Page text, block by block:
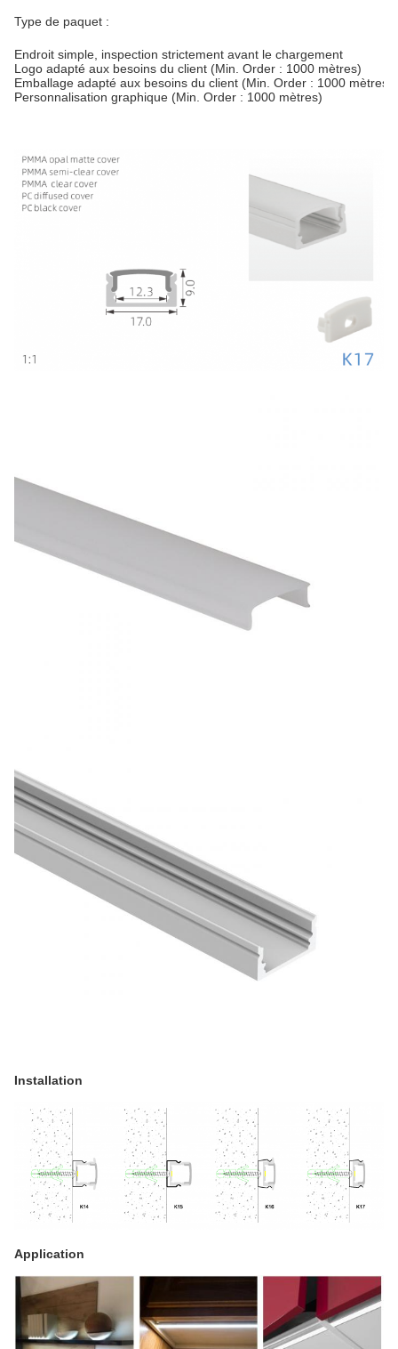
Type de paquet :
Endroit simple, inspection strictement avant le chargement
Logo adapté aux besoins du client (Min. Order : 1000 mètres)
Emballage adapté aux besoins du client (Min. Order : 1000 mètres)
Personnalisation graphique (Min. Order : 1000 mètres)
Installation
Application